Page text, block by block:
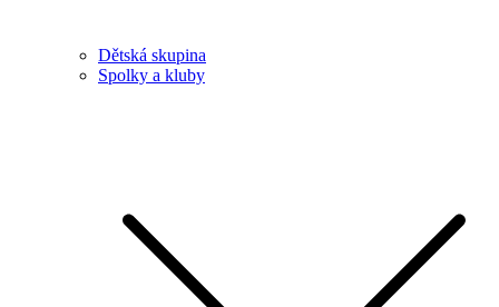
Dětská skupina
Spolky a kluby